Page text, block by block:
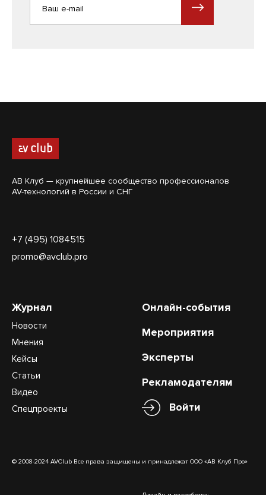
АВ Клуб — крупнейшее сообщество профессионалов
AV-технологий в России и СНГ
+7 (495) 1084515
promo@avclub.pro
Журнал
Новости
Мнения
Кейсы
Статьи
Видео
Спецпроекты
Онлайн-события
Мероприятия
Эксперты
Рекламодателям
Войти
© 2008-2024 AVClub Все права защищены и принадлежат ООО «АВ Клуб Про»